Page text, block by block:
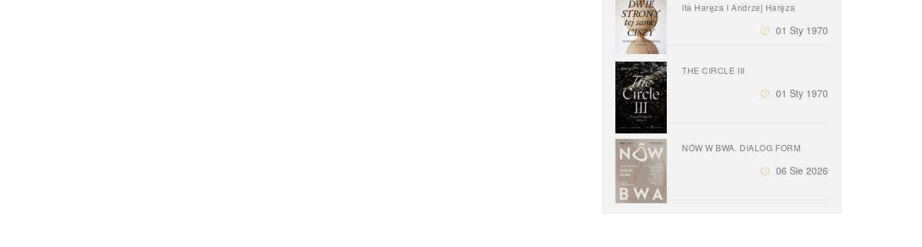
Ita Haręza I Andrzej Haręza
01 Sty 1970
THE CIRCLE III
01 Sty 1970
NÓW W BWA. DIALOG FORM
06 Sie 2026